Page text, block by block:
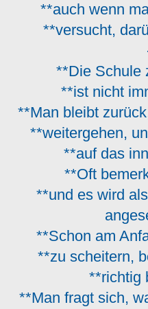
**auch wenn
**versucht,
**Die Schule
**ist nicht
**Man bleibt
**weitergehen,
**auf das
**Oft
**und es wird
**Schon am
**zu scheitern,
**richtig
**Man fragt sich,